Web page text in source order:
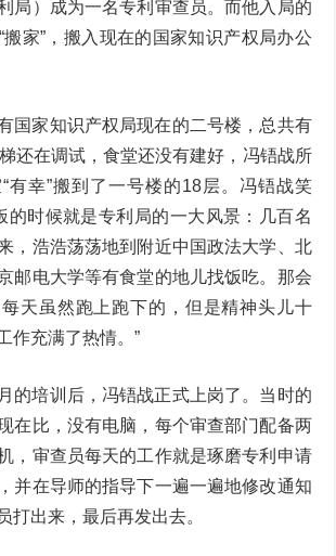
局）成为一名专利审查员。而他入局的
家”，搬入现在的国家知识产权局办公
国家知识产权局现在的二号楼，总共有
还在调试，食堂还没有建好，冯铻战所
有幸”搬到了一号楼的18层。冯铻战笑
的时候就是专利局的一大风景：几百名
，浩浩荡荡地到附近中国政法大学、北
邮电大学等有食堂的地儿找饭吃。那会
天虽然跑上跑下的，但是精神头儿十
作充满了热情。”
的培训后，冯铻战正式上岗了。当时的
在比，没有电脑，每个审查部门配备两
，审查员每天的工作就是琢磨专利申请
并在导师的指导下一遍一遍地修改通知
打出来，最后再发出去。